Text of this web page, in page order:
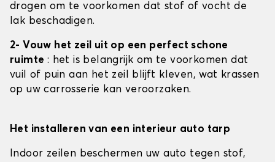
drogen om te voorkomen dat stof of vocht de
lak beschadigen.
2- Vouw het zeil uit op een perfect schone
ruimte : het is belangrijk om te voorkomen dat
vuil of puin aan het zeil blijft kleven, wat krassen
op uw carrosserie kan veroorzaken.
Het installeren van een interieur auto tarp
Indoor zeilen beschermen uw auto tegen stof,